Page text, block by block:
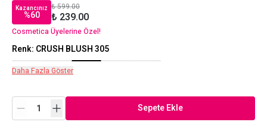
Kazancınız
%60
₺ 599.00
₺ 239.00
Cosmetica Üyelerine Özel!
Renk: CRUSH BLUSH 305
Daha Fazla Göster
Sepete Ekle